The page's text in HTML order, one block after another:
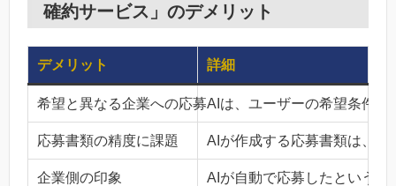
確約サービス」のデメリット
デメリット 詳細
希望と異なる企業への応募AIは、ユーザーの希望条件
応募書類の精度に課題 AIが作成する応募書類は、
企業側の印象 AIが自動で応募したという